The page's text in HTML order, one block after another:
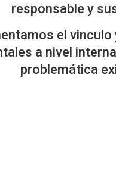
responsable y
el
a nivel
problemática